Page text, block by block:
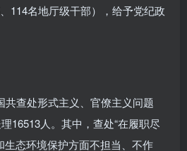
114名地厅级干部），给予党纪政
共查处形式主义、官僚主义问题
16513人。其中，查处“在履职尽
态环境保护方面不担当、不作